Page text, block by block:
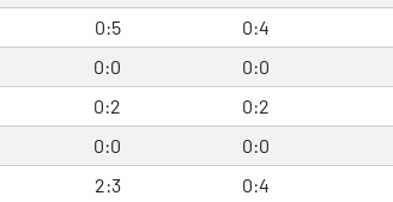
0:5 0:4
0:0 0:0
0:2 0:2
0:0 0:0
2:3 0:4